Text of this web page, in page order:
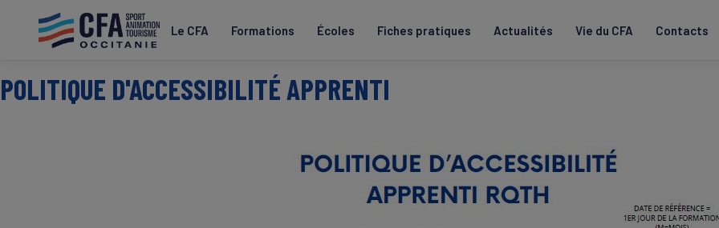
contenu
Le CFA Formations Écoles Fiches pratiques Actualités Vie du CFA Contacts
POLITIQUE D'ACCESSIBILITÉ APPRENTI